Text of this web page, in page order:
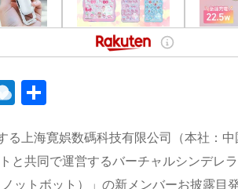
R
n
dr
上海寛娯数碼科技有限公司（本社：
と共同で運営するバーチャルシンデレ
ットボット）」の新メンバーお披露